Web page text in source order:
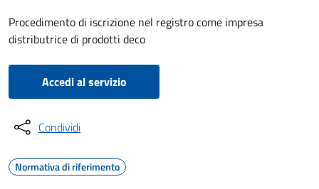
Procedimento di iscrizione nel registro come impresa
distributrice di prodotti deco
Accedi al servizio
Condividi
Normativa di riferimento